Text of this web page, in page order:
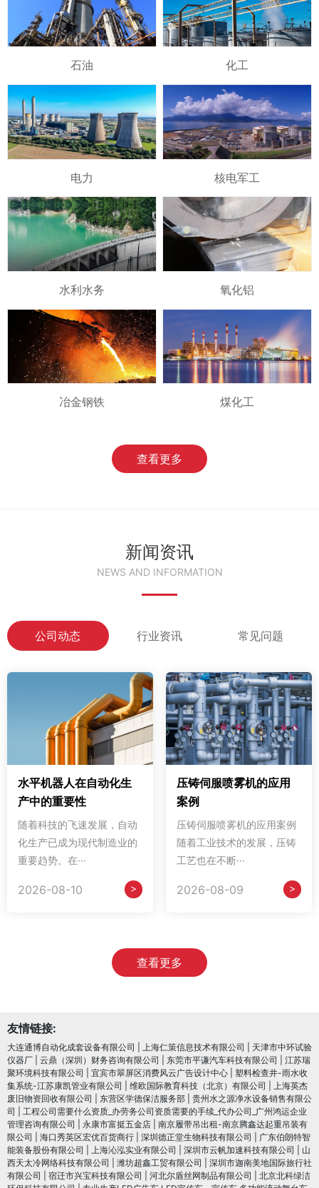
石油 化工
电力 核电军工
水利水务 氧化铝
冶金钢铁 煤化工
查看更多
新闻资讯
NEWS AND INFORMATION
公司动态 行业资讯 常见问题
水平机器人在自动化生
产中的重要性
随着科技的飞速发展，自动
化生产已成为现代制造业的
重要趋势。在···
2026-08-10 >
压铸伺服喷雾机的应用
案例
压铸伺服喷雾机的应用案例
随着工业技术的发展，压铸
工艺也在不断···
2026-08-09 >
查看更多
友情链接:
大连通博自动化成套设备有限公司 上海仁策信息技术有限公司
天津市中环试验
仪器厂
云鼎（深圳）财务咨询有限公司 东莞市平谦汽车科技有限公司
江苏瑞
聚环境科技有限公司
宜宾市翠屏区消费风云广告设计中心
塑料检查井-雨水收
集系统-江苏康凯管业有限公司
维欧国际教育科技（北京）有限公司
上海英杰
废旧物资回收有限公司
东营区学德保洁服务部
贵州水之源净水设备销售有限公
司
工程公司需要什么资质_办劳务公司资质需要的手续_代办公司_广州鸿运企业
管理咨询有限公司
永康市富挺五金店
南京履带吊出租-南京腾鑫达起重吊装有
限公司
海口秀英区宏优百货商行 深圳德正堂生物科技有限公司
广东伯朗特智
能装备股份有限公司
上海沁泓实业有限公司 深圳市云帆加速科技有限公司
山
西天太冷网络科技有限公司
潍坊超鑫工贸有限公司
深圳市迦南美地国际旅行社
有限公司
宿迁市兴宝科技有限公司 河北尔盾丝网制品有限公司
北京北科绿洁